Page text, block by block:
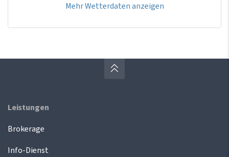
Mehr Wetterdaten anzeigen
Leistungen
Brokerage
Info-Dienst